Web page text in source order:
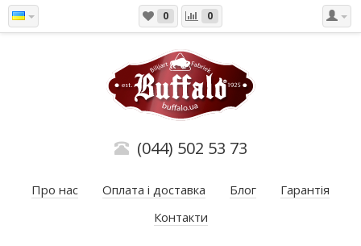
0 0
(044) 502 53 73
Про нас Оплата і доставка Блог
Гарантія
Контакти